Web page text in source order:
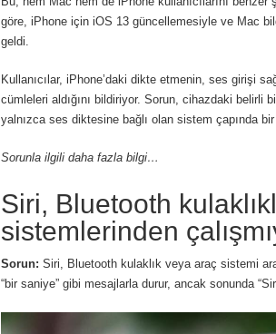
göre, iPhone için iOS 13 güncellemesiyle ve Mac
geldi.
Kullanıcılar, iPhone’daki dikte etmenin, ses girişi
cümleleri aldığını bildiriyor. Sorun, cihazdaki belirli
yalnızca ses diktesine bağlı olan sistem çapında
Sorunla ilgili daha fazla bilgi…
Siri, Bluetooth
sistemlerinden
Sorun: Siri, Bluetooth kulaklık veya araç sistemi
“bir saniye” gibi mesajlarla durur, ancak sonunda